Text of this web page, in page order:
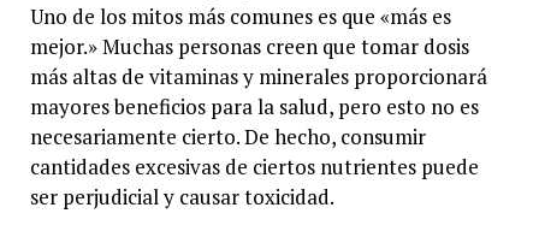
Uno de los mitos más comunes es que «más es
mejor.» Muchas personas creen que tomar dosis
más altas de vitaminas y minerales proporcionará
mayores beneficios para la salud, pero esto no es
necesariamente cierto. De hecho, consumir
cantidades excesivas de ciertos nutrientes puede
ser perjudicial y causar toxicidad.